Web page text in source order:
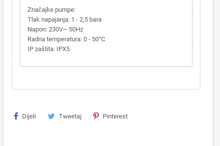
Značajke pumpe:
Tlak napajanja: 1 - 2,5 bara
Napon: 230V~ 50Hz
Radna temperatura: 0 - 50°C
IP zaštita: IPX5
Dijeli Tweetaj Pinterest